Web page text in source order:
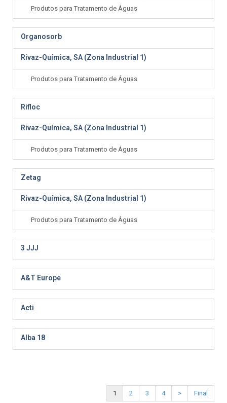
Produtos para Tratamento de Águas
Organosorb
Rivaz-Química, SA (Zona Industrial 1)
Produtos para Tratamento de Águas
Rifloc
Rivaz-Química, SA (Zona Industrial 1)
Produtos para Tratamento de Águas
Zetag
Rivaz-Química, SA (Zona Industrial 1)
Produtos para Tratamento de Águas
3 JJJ
A&T Europe
Acti
Alba 18
1 2 3 4 > Final